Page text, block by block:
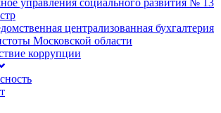
управления социального развития № 13
централизованная бухгалтерия
Московской области
коррупции